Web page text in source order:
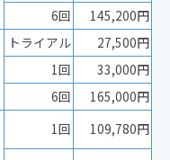
6回
145,200円
トライアル
27,500円
1回
33,000円
6回
165,000円
1回 109,780円